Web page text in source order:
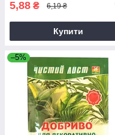
5,88 ₴ 6,19 ₴
Купити
–5%